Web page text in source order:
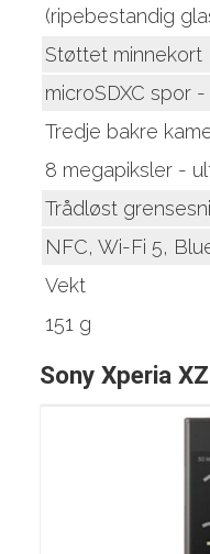
(ripebestandig
Støttet minnekort
microSDXC spor -
Tredje bakre
8 megapiksler -
Trådløst
NFC, Wi-Fi 5,
Vekt
151 g
Sony Xperia XZ